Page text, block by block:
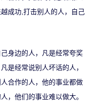
成功 打击别人的人，自己
身边的人，凡是经常夸奖
是经常说别人坏话的人，
合作的人，他的事业都做
，他们的事业难以做大。